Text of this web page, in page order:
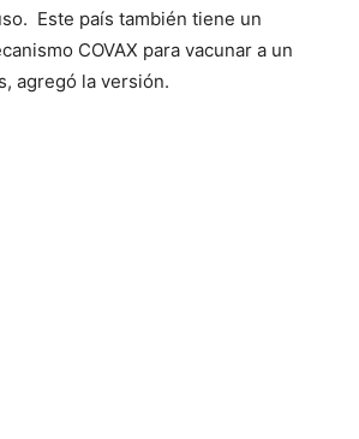
Este país también tiene un
COVAX para vacunar a un
agregó la versión.